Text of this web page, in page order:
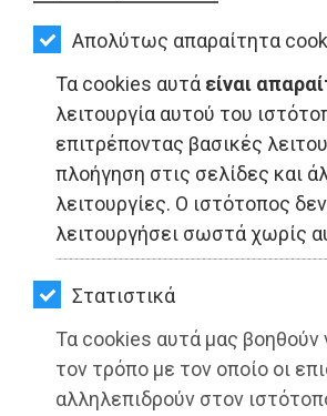
Απολύτως απαραίτητα
Τα cookies αυτά είναι
λειτουργία αυτού του
επιτρέποντας βασικές
πλοήγηση στις σελίδες και
λειτουργίες. Ο ιστότοπος
λειτουργήσει σωστά χωρίς
Στατιστικά
Τα cookies αυτά μας βοηθούν
τον τρόπο με τον οποίο οι
αλληλεπιδρούν στον
ΟΙΚΟΝΟΜΙΑ
ΑΘΛΗΤΙΣΜΟΣ
ΠΟΛΙΤΙΣΜΟΣ
ΣΠΙΤΙ-
ΚΗΠΟΣ
ΥΓΕΙΑ
LIFESTYLE
ΤΑΞΙΔΙΑ
ΕΞΟΔΟΣ
LIFESTYLE - Μαραθώνας